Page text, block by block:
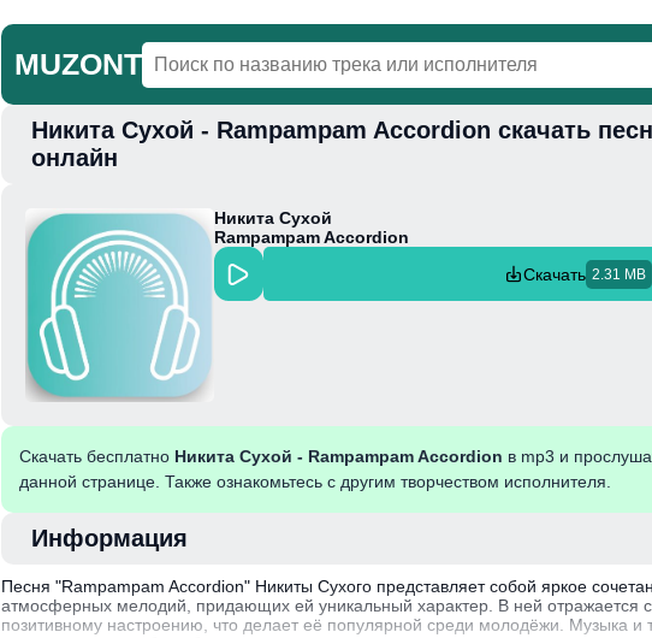
MUZONT
Главная
Никита Сухой - Rampampam Accordion скачать
онлайн
Никита Сухой
Rampampam Accordion
Скачать 2.31 MB
Скачать бесплатно Никита Сухой - Rampampam Accordion в mp3 и
данной странице. Также ознакомьтесь с другим творчеством исполнителя.
Информация
Песня "Rampampam Accordion" Никиты Сухого представляет собой яркое
атмосферных мелодий, придающих ей уникальный характер. В ней отражается
позитивному настроению, что делает её популярной среди молодёжи. Музыка и